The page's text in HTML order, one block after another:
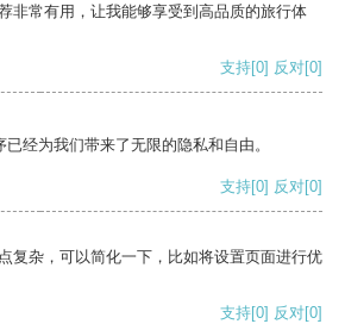
非常有用，让我能够享受到高品质的旅行体
支持[0] 反对[0]
经为我们带来了无限的隐私和自由。
支持[0] 反对[0]
复杂，可以简化一下，比如将设置页面进行优
支持[0] 反对[0]